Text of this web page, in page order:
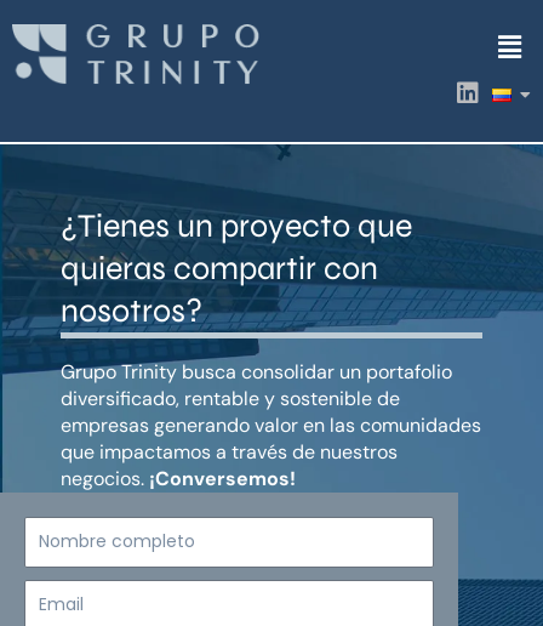
contenido
L
i
k
i
¿Tienes un proyecto que
quieras compartir con
nosotros?
Grupo Trinity busca consolidar un portafolio
diversificado, rentable y sostenible de
empresas generando valor en las comunidades
que impactamos a través de nuestros
negocios. ¡Conversemos!